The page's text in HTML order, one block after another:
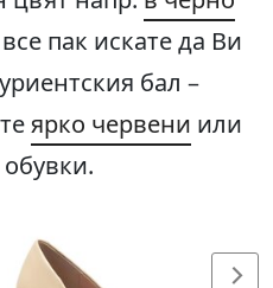
пак искате да Ви
бал –
ярко червени или